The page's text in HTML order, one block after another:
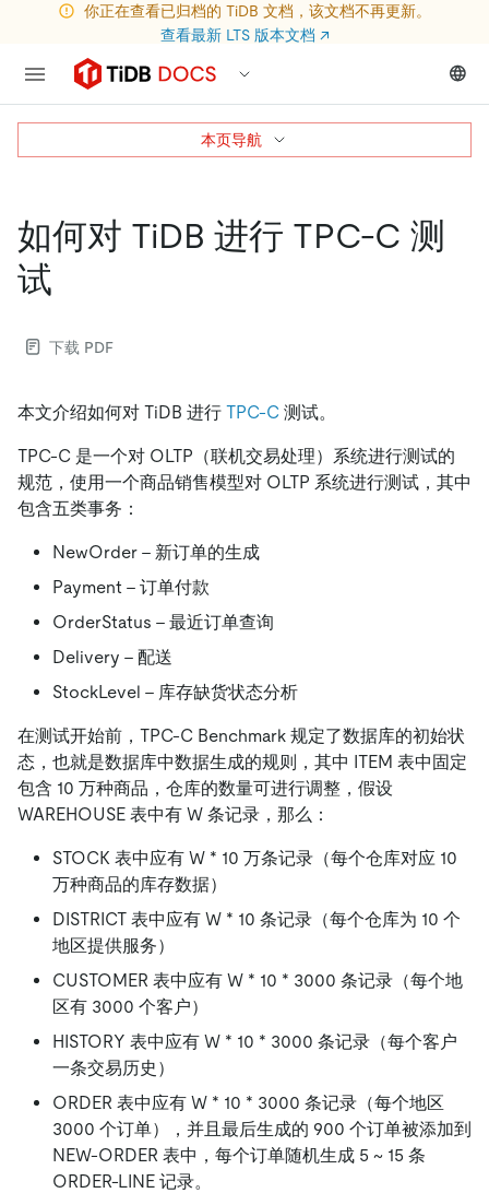
你正在查看已归档的 TiDB 文档，该文档不再更新。
查看最新 LTS 版本文档 ↗
如何对 TiDB 进行 TPC-C 测
试
下载 PDF
本文介绍如何对 TiDB 进行 TPC-C 测试。
TPC-C 是一个对 OLTP（联机交易处理）系统进行测试的
规范，使用一个商品销售模型对 OLTP 系统进行测试，其中
包含五类事务：
NewOrder – 新订单的生成
Payment – 订单付款
OrderStatus – 最近订单查询
Delivery – 配送
StockLevel – 库存缺货状态分析
在测试开始前，TPC-C Benchmark 规定了数据库的初始状
态，也就是数据库中数据生成的规则，其中 ITEM 表中固定
包含 10 万种商品，仓库的数量可进行调整，假设
WAREHOUSE 表中有 W 条记录，那么：
STOCK 表中应有 W * 10 万条记录（每个仓库对应 10
万种商品的库存数据）
DISTRICT 表中应有 W * 10 条记录（每个仓库为 10 个
地区提供服务）
CUSTOMER 表中应有 W * 10 * 3000 条记录（每个地
区有 3000 个客户）
HISTORY 表中应有 W * 10 * 3000 条记录（每个客户
一条交易历史）
ORDER 表中应有 W * 10 * 3000 条记录（每个地区
3000 个订单），并且最后生成的 900 个订单被添加到
NEW-ORDER 表中，每个订单随机生成 5 ~ 15 条
ORDER-LINE 记录。
本页导航